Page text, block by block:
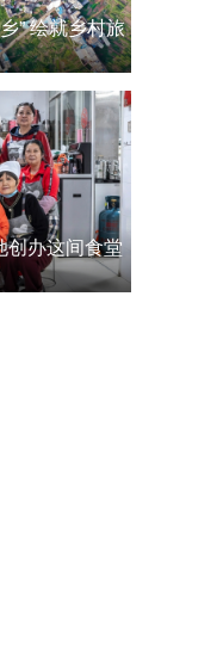
” 绘就乡村旅
创办这间食堂